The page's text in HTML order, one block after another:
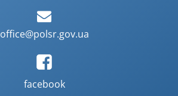
office@polsr.gov.ua
facebook